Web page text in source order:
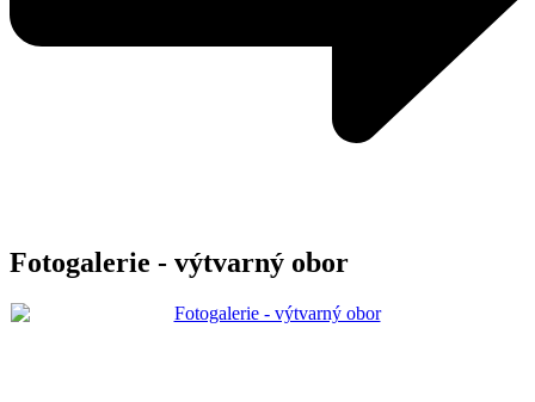
Fotogalerie - výtvarný obor